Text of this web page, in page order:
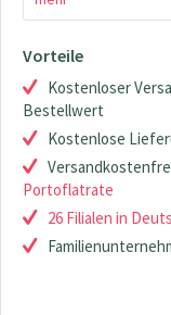
Vorteile
Kostenloser
Bestellwert
Kostenlose
Portoflatrate
26 Filialen in